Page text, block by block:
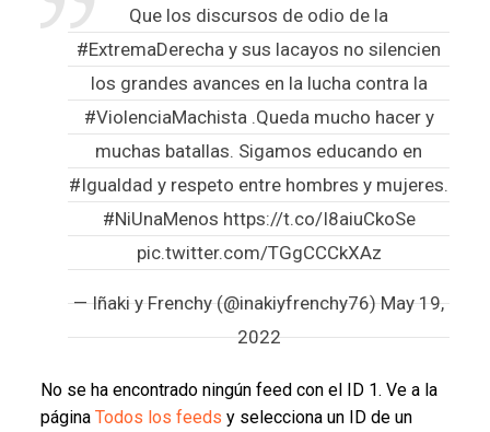
Que los discursos de odio de la
#ExtremaDerecha y sus lacayos no silencien
los grandes avances en la lucha contra la
#ViolenciaMachista .Queda mucho hacer y
muchas batallas. Sigamos educando en
#Igualdad y respeto entre hombres y mujeres.
#NiUnaMenos https://t.co/I8aiuCkoSe
pic.twitter.com/TGgCCCkXAz
— Iñaki y Frenchy (@inakiyfrenchy76)May 19,
2022
No se ha encontrado ningún feed con el ID 1. Ve a la
página Todos los feeds y selecciona un ID de un